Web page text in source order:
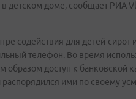
в детском доме, сообщает РИА
содействия для детей-сирот
телефон. Во время
образом доступ к банковской
ими по своему